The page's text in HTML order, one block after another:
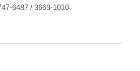
6487 / 3669-1010